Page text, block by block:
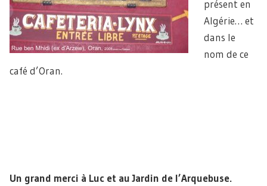
présent en
Algérie… et
dans le
nom de ce
café d’Oran.
Un grand merci à Luc et au Jardin de l’Arquebuse.